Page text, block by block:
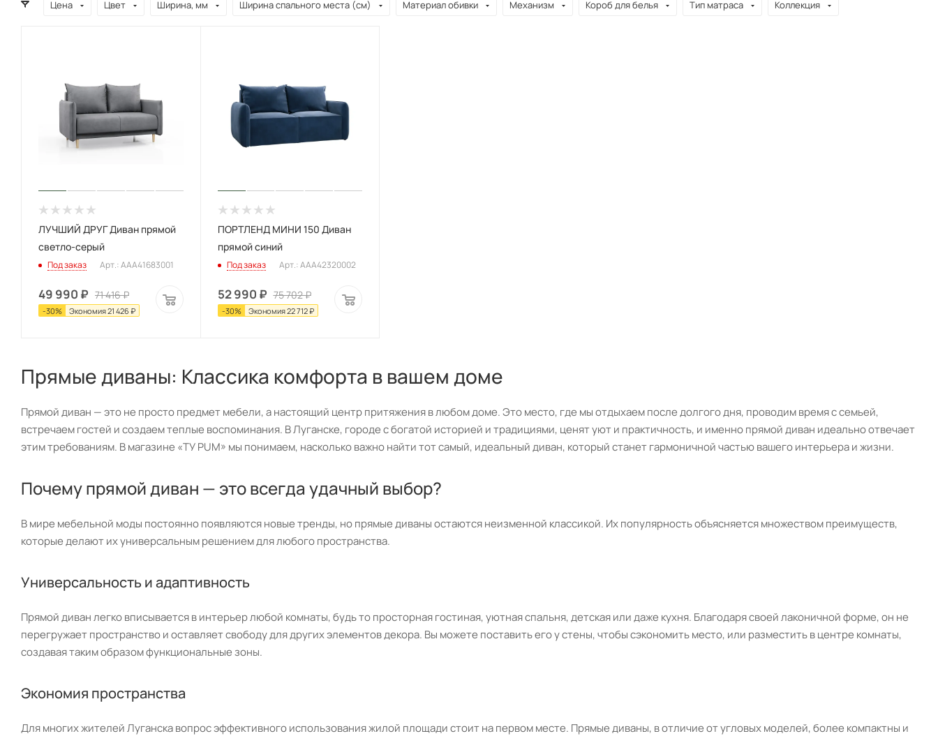
Цена Цвет Ширина, мм Ширина спального места (см) Материал обивки Механизм Короб для белья Тип матраса Коллекция
ЛУЧШИЙ ДРУГ Диван прямой
светло-серый
Под заказ Арт.: AAA41683001
49 990 ₽ 71 416₽
-30% Экономия21 426 ₽
ПОРТЛЕНД МИНИ 150 Диван
прямой синий
Под заказ Арт.: AAA42320002
52 990 ₽ 75 702₽
-30% Экономия22 712₽
Прямые диваны: Классика комфорта в вашем доме
Прямой диван — это не просто предмет мебели, а настоящий центр притяжения в любом доме. Это место, где мы отдыхаем после долгого дня, проводим время с семьей,
встречаем гостей и создаем теплые воспоминания. В Луганске, городе с богатой историей и традициями, ценят уют и практичность, и именно прямой диван идеально отвечает
этим требованиям. В магазине «ТУ РUM» мы понимаем, насколько важно найти тот самый, идеальный диван, который станет гармоничной частью вашего интерьера и жизни.
Почему прямой диван — это всегда удачный выбор?
В мире мебельной моды постоянно появляются новые тренды, но прямые диваны остаются неизменной классикой. Их популярность объясняется множеством преимуществ,
которые делают их универсальным решением для любого пространства.
Универсальность и адаптивность
Прямой диван легко вписывается в интерьер любой комнаты, будь то просторная гостиная, уютная спальня, детская или даже кухня. Благодаря своей лаконичной форме, он не
перегружает пространство и оставляет свободу для других элементов декора. Вы можете поставить его у стены, чтобы сэкономить место, или разместить в центре комнаты,
создавая таким образом функциональные зоны.
Экономия пространства
Для многих жителей Луганска вопрос эффективного использования жилой площади стоит на первом месте. Прямые диваны, в отличие от угловых моделей, более компактны и